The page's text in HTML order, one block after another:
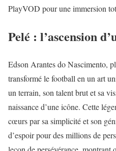
PlayVOD pour une immersion
Pelé : l’ascension
Edson Arantes do Nascimento,
transformé le football en un art
un terrain, son talent brut et sa
naissance d’une icône. Cette
cœurs par sa simplicité et son
d’espoir pour des millions de